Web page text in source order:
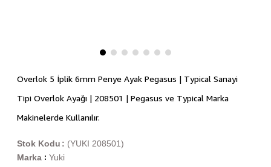
Overlok 5 İplik 6mm Penye Ayak Pegasus | Typical Sanayi
Tipi Overlok Ayağı | 208501 | Pegasus ve Typical Marka
Makinelerde Kullanılır.
(YUKI 208501)
Stok Kodu
Marka : Yuki